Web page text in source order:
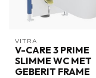
VITRA
V-CARE 3 PRIME
SLIMME WC MET
GEBERIT FRAME